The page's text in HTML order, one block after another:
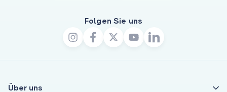
Folgen Sie uns
Über uns